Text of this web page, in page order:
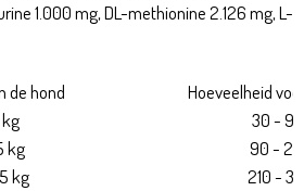
1.000 mg, DL-methionine 2.126 mg, L-
de hond
Hoeveelheid
kg
30 -
kg
90 -
kg
210 -